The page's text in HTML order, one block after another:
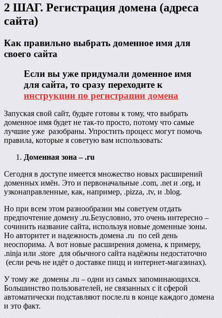
2 ШАГ. Регистрация домена (адреса
сайта)
Как правильно выбрать доменное имя для
своего сайта
Если вы уже придумали доменное имя
для сайта, то сразу переходите к
инструкции по регистрации домена
Запуская свой сайт, будьте готовы к тому, что выбрать
доменное имя будет не так-то просто, потому что самые
лучшие уже разобраны. Упростить процесс могут помочь
правила, которые я советую вам использовать:
Доменная зона – .ru
Сегодня в доступе имеется множество новых расширений
доменных имён. Это и первоначальные .com, .net и .org, и
узконаправленные, как, например, .pizza, .tv, и .blog.
Но при всем этом разнообразии мы советуем отдать
предпочтение домену .ru.Безусловно, это очень интересно –
сочинить название сайта, используя новые доменные зоны.
Но авторитет и надежность домена .ru по сей день
неоспорима. А вот новые расширения домена, к примеру,
.ninja или .store для обычного сайта надёжны недостаточно
(если речь не идёт о доставке пицц и интернет-магазинах).
У тому же домены .ru – одни из самых запоминающихся.
Большинство пользователей, не связанных с it сферой
автоматически подставляют после.ru в конце каждого домена
и это факт.